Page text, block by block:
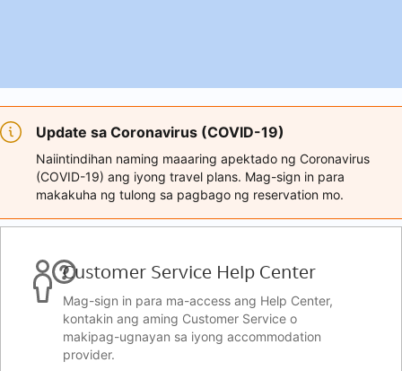
Update sa Coronavirus (COVID-19)
Naiintindihan naming maaaring apektado ng Coronavirus
(COVID-19) ang iyong travel plans. Mag-sign in para
makakuha ng tulong sa pagbago ng reservation mo.
Customer Service Help Center
Mag-sign in para ma-access ang Help Center,
kontakin ang aming Customer Service o
makipag-ugnayan sa iyong accommodation
provider.